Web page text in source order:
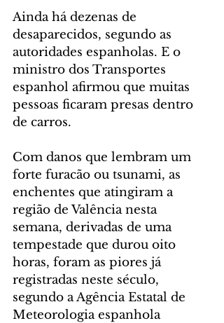
Ainda há dezenas de
desaparecidos, segundo as
autoridades espanholas. E o
ministro dos Transportes
espanhol afirmou que muitas
pessoas ficaram presas dentro
de carros.
Com danos que lembram um
forte furacão ou tsunami, as
enchentes que atingiram a
região de Valência nesta
semana, derivadas de uma
tempestade que durou oito
horas, foram as piores já
registradas neste século,
segundo a Agência Estatal de
Meteorologia espanhola